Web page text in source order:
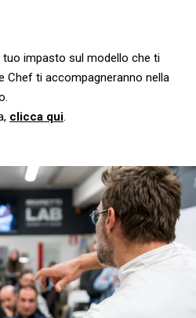
tuo impasto sul modello che ti
Chef ti accompagneranno nella
clicca qui.